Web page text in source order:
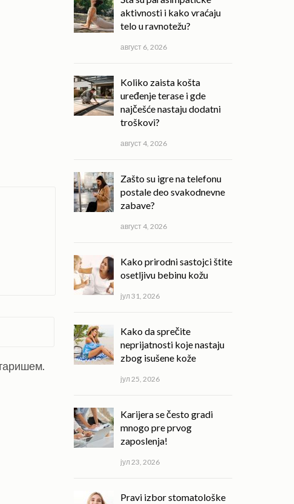
aktivnosti i kako vraćaju
telo u ravnotežu?
август 6, 2026
Koliko zaista košta
uređenje terase i gde
najčešće nastaju dodatni
troškovi?
август 4, 2026
Zašto su igre na telefonu
postale deo svakodnevne
zabave?
август 4, 2026
Kako prirodni sastojci štite
osetljivu bebinu kožu
јул 31, 2026
Kako da sprečite
neprijatnosti koje nastaju
zbog isušene kože
јул 25, 2026
Karijera se često gradi
mnogo pre prvog
zaposlenja!
јул 23, 2026
Pravi izbor stomatološke